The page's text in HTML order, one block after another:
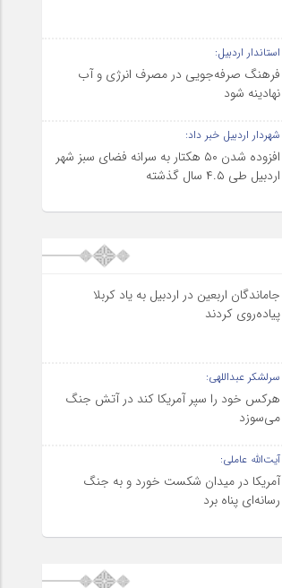
استاندار اردبیل:
فرهنگ صرفه‌جویی در مصرف انرژی و آب
نهادینه شود
شهردار اردبیل خبر داد:
افزوده شدن ۵۰ هکتار به سرانه فضای سبز شهر
اردبیل طی ۴.۵ سال گذشته
جاماندگان اربعین در اردبیل به یاد کربلا
پیاده‌روی کردند
سرلشکر عبداللهی:
هرکس خود را سپر آمریکا کند در آتش جنگ
می‌سوزد
آیت‌الله عاملی:
آمریکا در میدان شکست خورد و به جنگ
رسانه‌ای پناه برد